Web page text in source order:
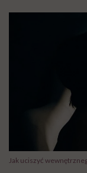
Jak uciszyć